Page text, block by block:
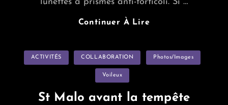
Continuer À LireBricolage
À
L’escalade
Categories
ACTIVITÉS COLLABORATION Photos/images
Voileux
St Malo avant la tempête